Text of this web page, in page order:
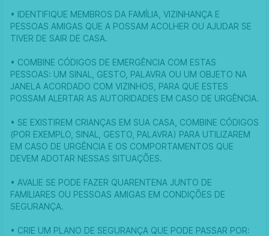
• IDENTIFIQUE MEMBROS DA FAMÍLIA, VIZINHANÇA E
PESSOAS AMIGAS QUE A POSSAM ACOLHER OU AJUDAR SE
TIVER DE SAIR DE CASA.
• COMBINE CÓDIGOS DE EMERGÊNCIA COM ESTAS
PESSOAS: UM SINAL, GESTO, PALAVRA OU UM OBJETO NA
JANELA ACORDADO COM VIZINHOS, PARA QUE ESTES
POSSAM ALERTAR AS AUTORIDADES EM CASO DE URGÊNCIA.
• SE EXISTIREM CRIANÇAS EM SUA CASA, COMBINE CÓDIGOS
(POR EXEMPLO, SINAL, GESTO, PALAVRA) PARA UTILIZAREM
EM CASO DE URGÊNCIA E OS COMPORTAMENTOS QUE
DEVEM ADOTAR NESSAS SITUAÇÕES.
• AVALIE SE PODE FAZER QUARENTENA JUNTO DE
FAMILIARES OU PESSOAS AMIGAS EM CONDIÇÕES DE
SEGURANÇA.
• CRIE UM PLANO DE SEGURANÇA QUE PODE PASSAR POR: